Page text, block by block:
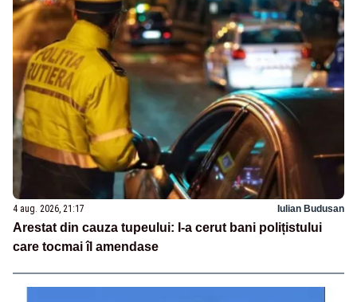
4 aug. 2026, 21:17 Iulian Budusan
Arestat din cauza tupeului: I-a cerut bani polițistului
care tocmai îl amendase